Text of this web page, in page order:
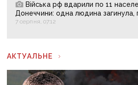
Війська рф вдарили по 11
Донеччини: одна людина загинула,
7 серпня, 07:12
АКТУАЛЬНЕ